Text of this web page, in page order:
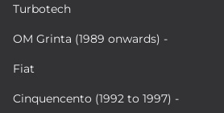
Turbotech
OM Grinta (1989 onwards) -
Fiat
Cinquencento (1992 to 1997) -